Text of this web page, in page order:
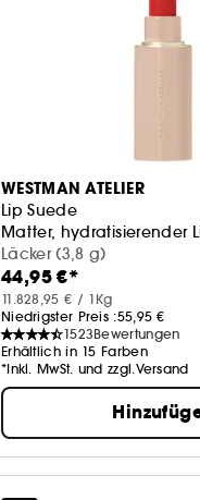
WESTMAN ATELIER
Lip Suede
Matter, hydratisierender
Läcker (3,8 g)
44,95 €*
11.828,95 € / 1Kg
Niedrigster Preis :55,95 €
1523Bewertungen
Erhältlich in 15 Farben
*Inkl. MwSt. und zzgl.Versand